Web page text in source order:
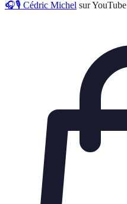
🎧🎙 Cédric Michel sur YouTube